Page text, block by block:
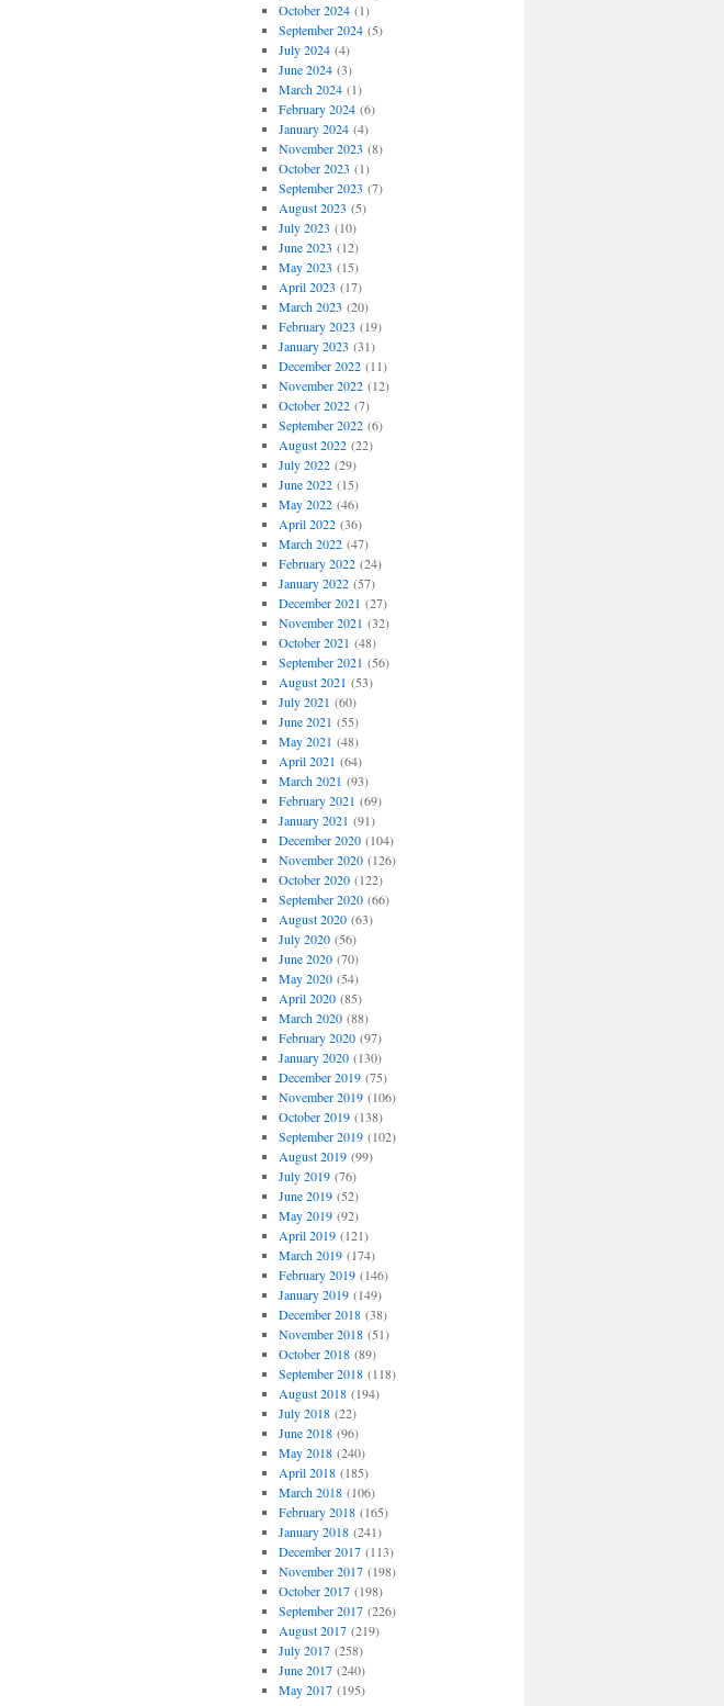
October 2024(1)
September 2024(5)
July 2024(4)
June 2024(3)
March 2024(1)
February 2024(6)
January 2024(4)
November 2023 (8)
October 2023 (1)
September 2023 (7)
August 2023 (5)
July 2023 (10)
June 2023 (12)
May 2023 (15)
April 2023 (17)
March 2023 (20)
February 2023 (19)
January 2023 (31)
December 2022(11)
November 2022(12)
October 2022(7)
September 2022(6)
August 2022(22)
July 2022(29)
June 2022(15)
May 2022(46)
April 2022(36)
March 2022(47)
February 2022(24)
January 2022(57)
December 2021 (27)
November 2021 (32)
October 2021 (48)
September 2021 (56)
August 2021 (53)
July 2021 (60)
June 2021 (55)
May 2021 (48)
April 2021 (64)
March 2021 (93)
February 2021 (69)
January 2021 (91)
December 2020(104)
November 2020(126)
October 2020(122)
September 2020(66)
August 2020(63)
July 2020(56)
June 2020(70)
May 2020(54)
April 2020(85)
March 2020(88)
February 2020(97)
January 2020(130)
December 2019(75)
November 2019(106)
October 2019(138)
September 2019(102)
August 2019(99)
July 2019(76)
June 2019(52)
May 2019(92)
April 2019(121)
March 2019(174)
February 2019(146)
January 2019(149)
December 2018(38)
November 2018(51)
October 2018(89)
September 2018(118)
August 2018(194)
July 2018(22)
June 2018(96)
May 2018(240)
April 2018(185)
March 2018(106)
February 2018(165)
January 2018(241)
December 2017(113)
November 2017(198)
October 2017(198)
September 2017(226)
August 2017(219)
July 2017(258)
June 2017(240)
May 2017(195)